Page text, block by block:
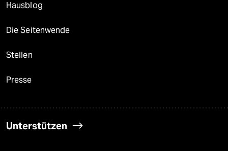
Hausblog
Die Seitenwende
Stellen
Presse
Unterstützen